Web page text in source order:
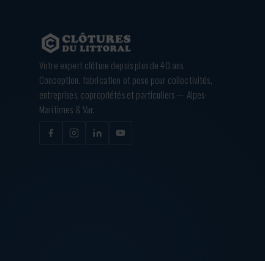
Votre expert clôture depuis plus de 40 ans.
Conception, fabrication et pose pour collectivités,
entreprises, copropriétés et particuliers — Alpes-
Maritimes & Var.